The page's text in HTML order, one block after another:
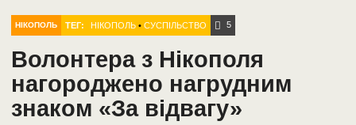
НІКОПОЛЬ ТЕГ: НІКОПОЛЬ •СУСПІЛЬСТВО 5
Волонтера з Нікополя
нагороджено нагрудним
знаком «За відвагу»